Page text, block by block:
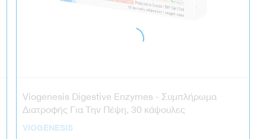
Viogenesis Digestive Enzymes - Συμπλήρωμα
Διατροφής Για Την Πέψη, 30 κάψουλες
VIOGENESIS